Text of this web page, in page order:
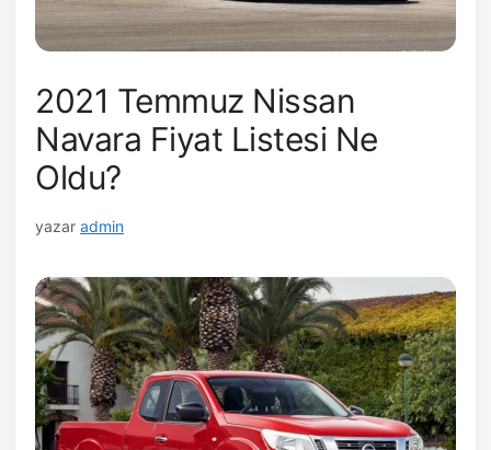
2021 Temmuz Nissan
Navara Fiyat Listesi Ne
Oldu?
yazar admin